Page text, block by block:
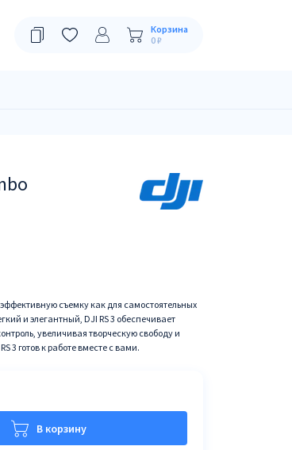
Корзина
0 ₽
съемку как для самостоятельных
и элегантный, DJI RS 3 обеспечивает
увеличивая творческую свободу и
3 готов к работе вместе с вами.
В корзину